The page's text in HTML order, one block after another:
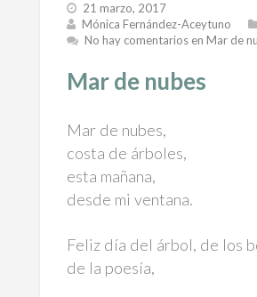
21 marzo, 2017
Mónica Fernández-Aceytuno
No hay comentariosen Mar de
Mar de nubes
Mar de nubes,
costa de árboles,
esta mañana,
desde mi ventana.
Feliz día del árbol, de los
de la poesía,